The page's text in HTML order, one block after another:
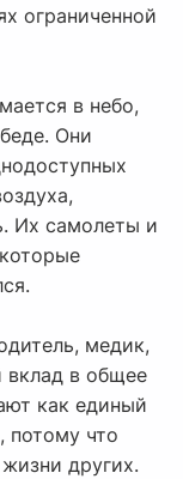
ограниченной
в небо,
Они
Их самолеты и
медик,
вклад в общее
как единый
потому что
других.